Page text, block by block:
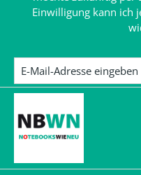
Einwilligung kann ich